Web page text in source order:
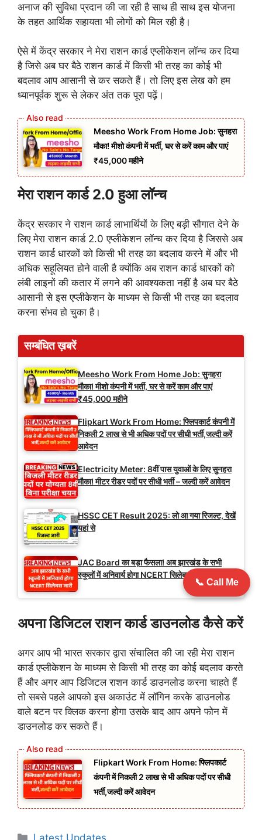
अनाज की सुविधा प्रदान की जा रही है साथ ही साथ इस योजना
के तहत आर्थिक सहायता भी लोगों को मिल रही है।
ऐसे में केंद्र सरकार ने मेरा राशन कार्ड एप्लीकेशन लॉन्च कर दिया
है जिसे अब घर बैठे राशन कार्ड में किसी भी तरह का कोई भी
बदलाव आप आसानी से कर सकते हैं। तो लिए इस लेख को हम
ध्यानपूर्वक शुरू से लेकर अंत तक पूरा पढ़ें।
Meesho Work From Home Job: सुनहरा
मौका! मीशो कंपनी में भर्ती, घर से करें काम और पाएं
₹45,000 महीने
मेरा राशन कार्ड 2.0 हुआ लॉन्च
केंद्र सरकार ने राशन कार्ड लाभार्थियों के लिए बड़ी सौगात देने के
लिए मेरा राशन कार्ड 2.0 एप्लीकेशन लॉन्च कर दिया है जिससे अब
राशन कार्ड धारकों को किसी भी तरह का बदलाव करने में और भी
अधिक सहूलियत होने वाली है क्योंकि अब राशन कार्ड धारकों को
लंबी लाइनों की कतार में लगने की आवश्यकता नहीं है अब घर बैठे
आसानी से इस एप्लीकेशन के माध्यम से किसी भी तरह का बदलाव
करना संभव हो चुका है।
सम्बंधित ख़बरें
Meesho Work From Home Job: सुनहरा
मौका! मीशो कंपनी में भर्ती, घर से करें काम और पाएं
₹45,000 महीने
Flipkart Work From Home: फ्लिपकार्ट कंपनी में
निकली 2 लाख से भी अधिक पदों पर सीधी भर्ती,जल्दी करें
आवेदन
Electricity Meter: 8वीं पास युवाओं के लिए सुनहरा
मौका! मीटर रीडर पदों पर सीधी भर्ती – जल्दी करें आवेदन
HSSC CET Result 2025: लो आ गया रिजल्ट, देखें
यहां से
JAC Board का बड़ा फैसला! अब झारखंड के सभी
स्कूलों में अनिवार्य होगा NCERT सिलेबस जारी
अपना डिजिटल राशन कार्ड डाउनलोड कैसे करें
अगर आप भी भारत सरकार द्वारा संचालित की जा रही मेरा राशन
कार्ड एप्लीकेशन के माध्यम से किसी भी तरह का कोई बदलाव करते
हैं और अगर आप डिजिटल राशन कार्ड डाउनलोड करना चाहते हैं
तो सबसे पहले आपको इस अकाउंट में लॉगिन करके डाउनलोड
वाले बटन पर क्लिक करना होगा उसके बाद आप अपने फोन में
डाउनलोड कर सकते हैं।
Flipkart Work From Home: फ्लिपकार्ट
कंपनी में निकली 2 लाख से भी अधिक पदों पर सीधी
भर्ती,जल्दी करें आवेदन
Categories
Latest Updates
📞 Call Me